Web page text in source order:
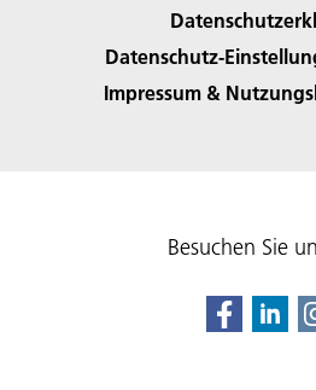
Datenschutz-
Impressum &
Besuchen Sie